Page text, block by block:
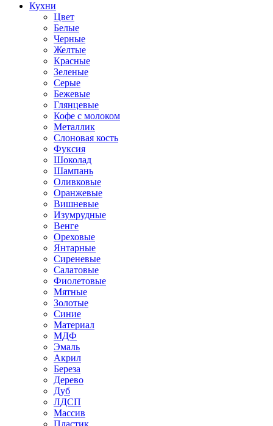
Кухни
Цвет
Белые
Черные
Желтые
Красные
Зеленые
Серые
Бежевые
Глянцевые
Кофе с молоком
Металлик
Слоновая кость
Фуксия
Шоколад
Шампань
Оливковые
Оранжевые
Вишневые
Изумрудные
Венге
Ореховые
Янтарные
Сиреневые
Салатовые
Фиолетовые
Мятные
Золотые
Синие
Материал
МДФ
Эмаль
Акрил
Береза
Дерево
Дуб
ЛДСП
Массив
Пластик